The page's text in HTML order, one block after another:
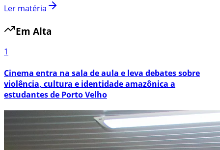
Ler matéria
Em Alta
1
Cinema entra na sala de aula e leva debates sobre
violência, cultura e identidade amazônica a
estudantes de Porto Velho